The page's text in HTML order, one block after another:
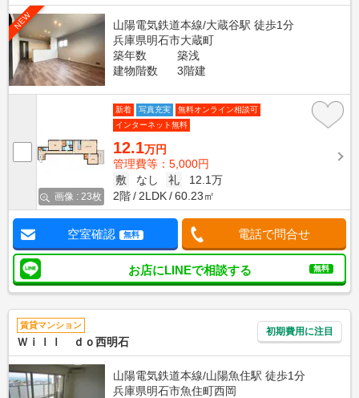
NEW
山陽電気鉄道本線/大蔵谷駅 徒歩1分
兵庫県明石市大蔵町
築年数
築浅
建物階数
3階建
画像 : 23枚
新着 写真充実
無料オンライン相談可
インターネット無料
12.1万円
管理費等：5,000円
敷
なし 礼
12.1万
2階
2LDK 60.23㎡
空室確認 無料 電話で問合せ
お店にLINEで相談する 無料
賃貸マンション
Ｗｉｌｌ ｄｏ西明石
初期費用に注目
山陽電気鉄道本線/山陽魚住駅 徒歩1分
兵庫県明石市魚住町西岡